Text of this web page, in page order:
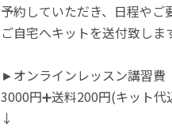
予約していただき、日程や
ご自宅へキットを送付致しま
►オンラインレッスン講習費
3000円➕送料200円(キット
↓